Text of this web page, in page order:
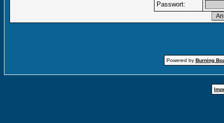
Passwort:
Powered by Burning